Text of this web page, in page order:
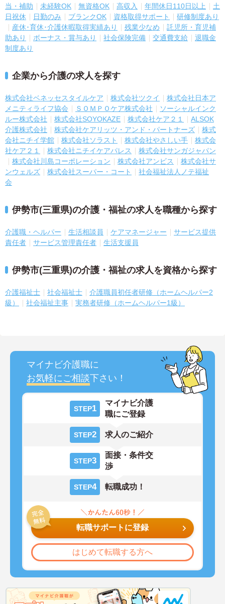
当・補助
未経験OK 無資格OK 高収入 年間休日110日以上
土
日祝休
日勤のみ ブランクOK 資格取得サポート
研修制度あり
産休･育休･介護休暇取得実績あり
残業少なめ
託児所・育児補
助あり
ボーナス・賞与あり 社会保険完備 交通費支給
退職金
制度あり
企業から介護の求人を探す
株式会社ベネッセスタイルケア 株式会社ツクイ
株式会社日本ア
メニティライフ協会
ＳＯＭＰＯケア株式会社
ソーシャルインク
ルー株式会社
株式会社SOYOKAZE 株式会社ケア２１
ALSOK
介護株式会社
株式会社ケアリッツ・アンド・パートナーズ
株式
会社ニチイ学館
株式会社ソラスト 株式会社やさしい手
株式会
社ケア２１
株式会社ニチイケアパレス
株式会社サンガジャパン
株式会社川島コーポレーション
株式会社アンビス
株式会社サ
ンウェルズ
株式会社スーパー・コート
社会福祉法人ノテ福祉
会
伊勢市(三重県)の介護・福祉の求人を職種から探す
介護職・ヘルパー 生活相談員 ケアマネージャー
サービス提供
責任者
サービス管理責任者 生活支援員
伊勢市(三重県)の介護・福祉の求人を資格から探す
介護福祉士 社会福祉士
介護職員初任者研修（ホームヘルパー2
級）
社会福祉主事 実務者研修（ホームヘルパー1級）
マイナビ介護職に
お気軽にご相談下さい！
STEP1
マイナビ介護
職にご登録
STEP2 求人のご紹介
STEP3
面接・条件交
渉
STEP4 転職成功！
転職サポートに登録
はじめて転職する方へ